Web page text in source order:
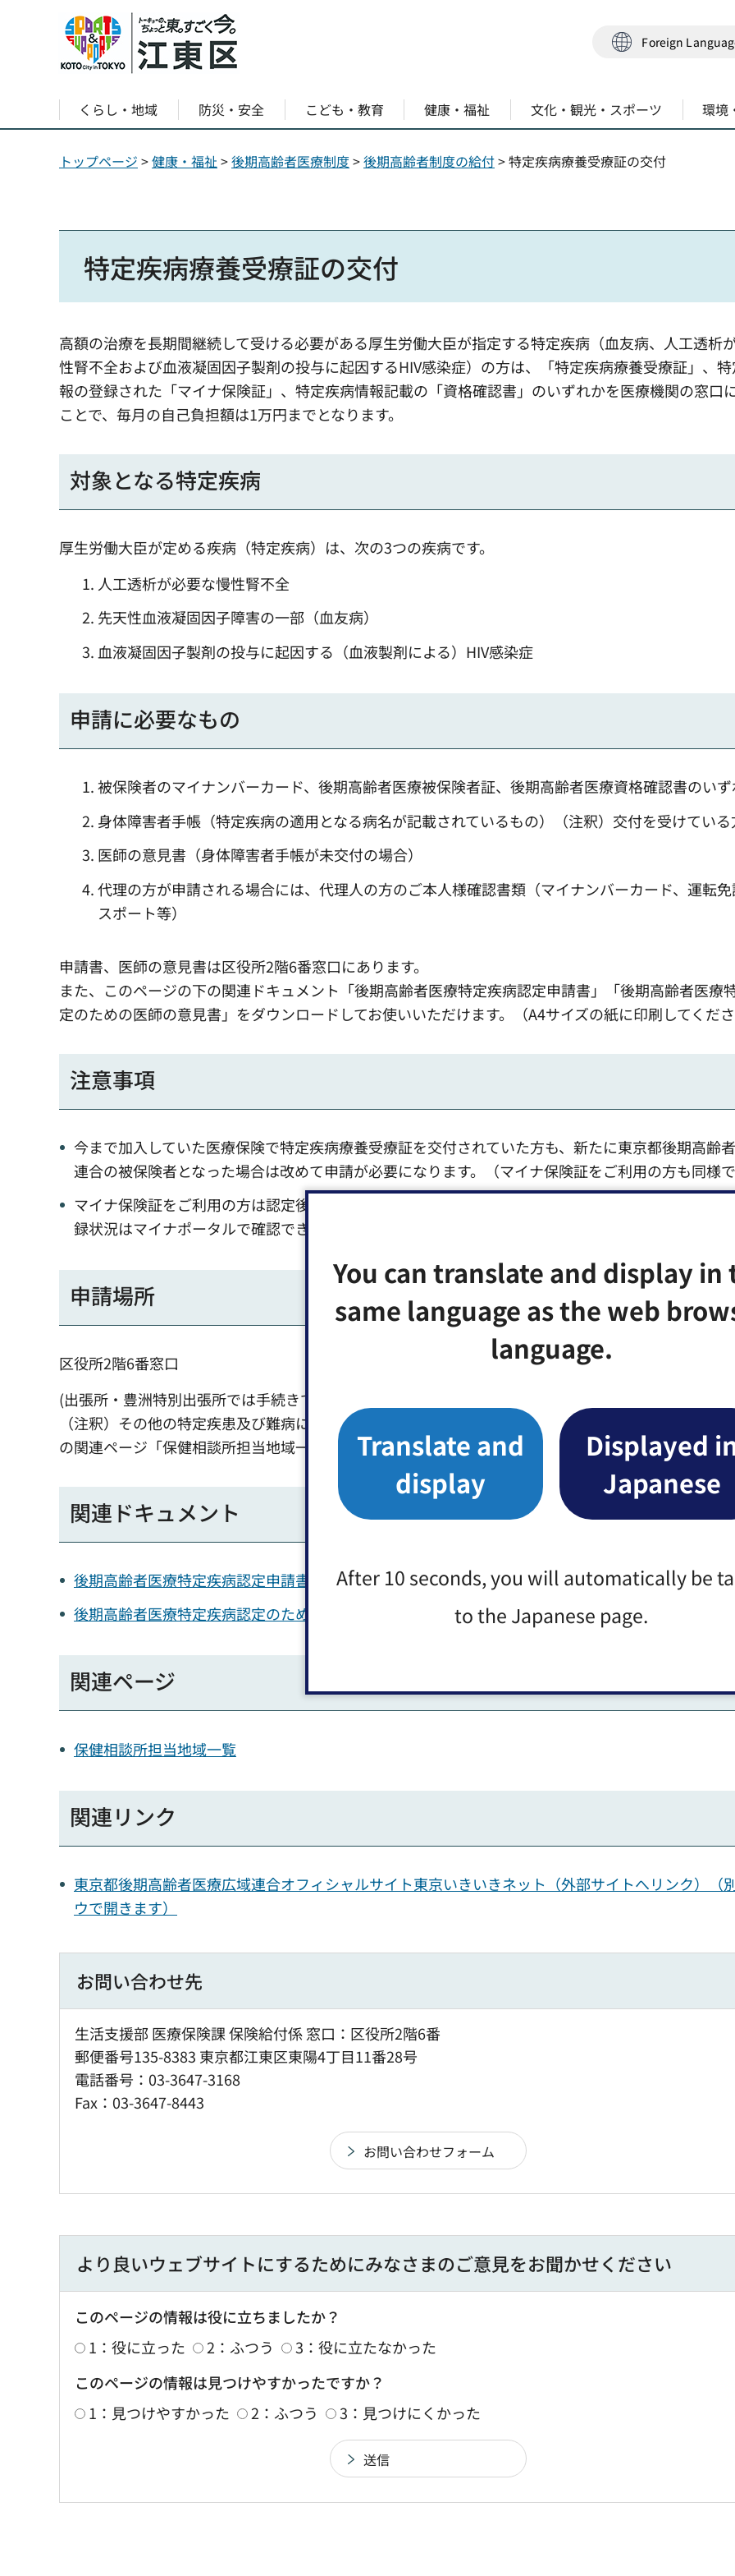
You can translate and display in
same language as the web
language.
Translate and
display
Displayed
Japanese
After 10 seconds, you will automatically be
to the Japanese page.
Foreign
くらし・地域 防災・安全 こども・教育 健康・福祉 文化・観光・スポーツ 環境
トップページ >健康・福祉 >後期高齢者医療制度 >後期高齢者制度の給付> 特定疾病療養受療証の交付
特定疾病療養受療証の交付
高額の治療を長期間継続して受ける必要がある厚生労働大臣が指定する特定疾病（血友病、人工透析
性腎不全および血液凝固因子製剤の投与に起因するHIV感染症）の方は、「特定疾病療養受療証」、
報の登録された「マイナ保険証」、特定疾病情報記載の「資格確認書」のいずれかを医療機関の窓口
ことで、毎月の自己負担額は1万円までとなります。
対象となる特定疾病
厚生労働大臣が定める疾病（特定疾病）は、次の3つの疾病です。
人工透析が必要な慢性腎不全
先天性血液凝固因子障害の一部（血友病）
血液凝固因子製剤の投与に起因する（血液製剤による）HIV感染症
申請に必要なもの
被保険者のマイナンバーカード、後期高齢者医療被保険者証、後期高齢者医療資格確認書のい
身体障害者手帳（特定疾病の適用となる病名が記載されているもの）（注釈）交付を受けてい
医師の意見書（身体障害者手帳が未交付の場合）
代理の方が申請される場合には、代理人の方のご本人様確認書類（マイナンバーカード、運転
スポート等）
申請書、医師の意見書は区役所2階6番窓口にあります。
また、このページの下の関連ドキュメント「後期高齢者医療特定疾病認定申請書」「後期高齢者医療
定のための医師の意見書」をダウンロードしてお使いいただけます。（A4サイズの紙に印刷してくだ
注意事項
今まで加入していた医療保険で特定疾病療養受療証を交付されていた方も、新たに東京都後期高齢
連合の被保険者となった場合は改めて申請が必要になります。（マイナ保険証をご利用の方も同様
マイナ保険証をご利用の方は認定後数日で、特定疾病療養受療証の情報がマイナ保険証に登録され
録状況はマイナポータルで確認できます。）
申請場所
区役所2階6番窓口
(出張所・豊洲特別出張所では手続きできませんのでご注意ください)
（注釈）その他の特定疾患及び難病については、保健所にお問い合わせください。問い合わせ先はこ
の関連ページ「保健相談所担当地域一覧」をご覧ください。
関連ドキュメント
後期高齢者医療特定疾病認定申請書（PDF：106KB）（別ウィンドウで開きます）
後期高齢者医療特定疾病認定のための医師の意見書（PDF：68KB）（別ウィンドウで開きます）
関連ページ
保健相談所担当地域一覧
関連リンク
東京都後期高齢者医療広域連合オフィシャルサイト東京いきいきネット（外部サイトへリンク）（
ウで開きます）
お問い合わせ先
生活支援部 医療保険課 保険給付係 窓口：区役所2階6番
郵便番号135-8383 東京都江東区東陽4丁目11番28号
電話番号：03-3647-3168
Fax：03-3647-8443
より良いウェブサイトにするためにみなさまのご意見をお聞かせください
このページの情報は役に立ちましたか？
1：役に立った
2：ふつう
3：役に立たなかった
このページの情報は見つけやすかったですか？
1：見つけやすかった
2：ふつう 3：見つけにくかった